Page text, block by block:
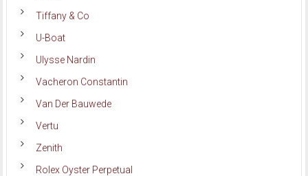
Tiffany & Co
U-Boat
Ulysse Nardin
Vacheron Constantin
Van Der Bauwede
Vertu
Zenith
Rolex Oyster Perpetual